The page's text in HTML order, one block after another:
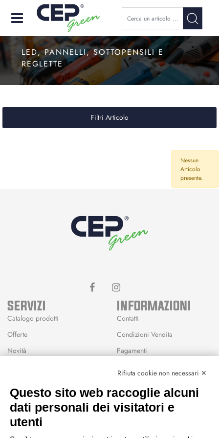
Open
LED, PANNELLI, SOTTOPENSILI E
REGLETTE
Filtri Articolo
Nessun
Articolo
presente.
SERVIZI
Catalogo prodotti
Offerte
Novità
Wishlist
INFORMAZIONI
Contatti
Condizioni Vendita
Pagamenti
CEP GREEN
Rifiuta cookie non necessari ✕
Questo sito web raccoglie alcuni
dati personali dei visitatori e
utenti